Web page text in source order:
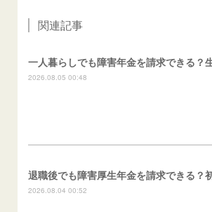
関連記事
2026.08.05 00:48
2026.08.04 00:52